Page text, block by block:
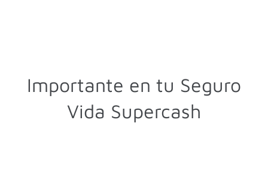
Importante en tu Seguro
Vida Supercash